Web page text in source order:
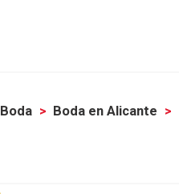
Boda Boda en Alicante